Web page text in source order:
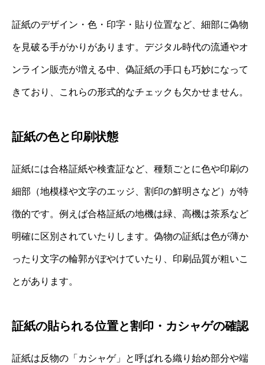
証紙のデザイン・色・印字・貼り位置など、細部に偽物
を見破る手がかりがあります。デジタル時代の流通やオ
ンライン販売が増える中、偽証紙の手口も巧妙になって
きており、これらの形式的なチェックも欠かせません。
証紙の色と印刷状態
証紙には合格証紙や検査証など、種類ごとに色や印刷の
細部（地模様や文字のエッジ、割印の鮮明さなど）が特
徴的です。例えば合格証紙の地機は緑、高機は茶系など
明確に区別されていたりします。偽物の証紙は色が薄か
ったり文字の輪郭がぼやけていたり、印刷品質が粗いこ
とがあります。
証紙の貼られる位置と割印・カシャゲの確認
証紙は反物の「カシャゲ」と呼ばれる織り始め部分や端